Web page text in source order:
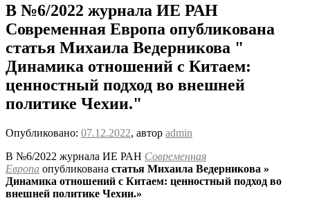
В №6/2022 журнала ИЕ РАН
Современная Европа опубликована
статья Михаила Ведерникова "
Динамика отношений с Китаем:
ценностный подход во внешней
политике Чехии."
Опубликовано: 07.12.2022, автор admin
В №6/2022 журнала ИЕ РАН Современная
Европа опубликована статья Михаила Ведерникова »
Динамика отношений с Китаем: ценностный подход во
внешней политике Чехии.»